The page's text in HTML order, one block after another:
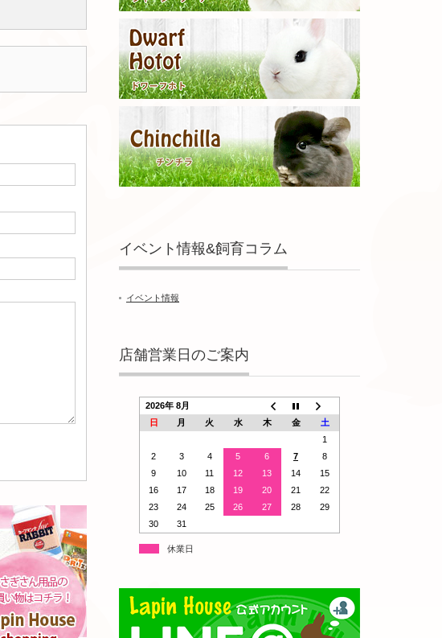
イベント情報&飼育コラム
イベント情報
店舗営業日のご案内
2026年 8月
日
月 火 水 木 金
土
1
2
3 4 5 6 7
8
9
10 11 12 13 14
15
16
17 18 19 20 21
22
23
24 25 26 27 28
29
30
31
休業日